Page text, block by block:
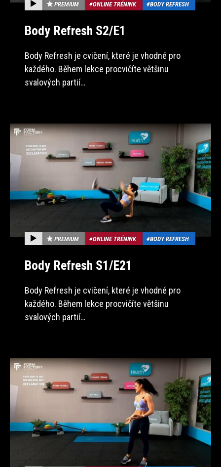
PREMIUM ONLINE TRÉNINK BODY REFRESH
Body Refresh S2/E1
Body Refresh je cvičení, které je vhodné pro
každého. Během lekce procvičíte většinu
svalových partií…
PREMIUM ONLINE TRÉNINK BODY REFRESH
Body Refresh S1/E21
Body Refresh je cvičení, které je vhodné pro
každého. Během lekce procvičíte většinu
svalových partií…